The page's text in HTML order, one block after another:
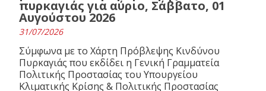
πυρκαγιάς για αύριο, Σάββατο, 01
Αυγούστου 2026
31/07/2026
Σύμφωνα με το Χάρτη Πρόβλεψης Κινδύνου
Πυρκαγιάς που εκδίδει η Γενική Γραμματεία
Πολιτικής Προστασίας του Υπουργείου
Κλιματικής Κρίσης & Πολιτικής Προστασίας